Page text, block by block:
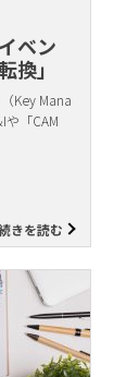
ベン
換」
Key Mana
「CAM
きを読む